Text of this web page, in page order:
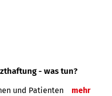
- was tun?
und Patienten mehr